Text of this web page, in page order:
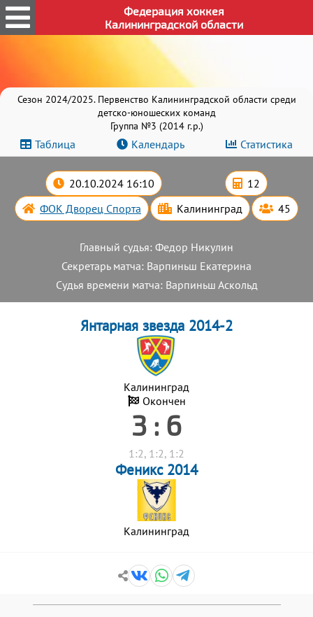
Федерация хоккея
Калининградской области
Сезон 2024/2025. Первенство Калининградской области среди
детско-юношеских команд
Группа №3 (2014 г.р.)
Таблица Календарь Статистика
20.10.2024 16:10 12
ФОК Дворец Спорта Калининград 45
Главный судья: Федор Никулин
Секретарь матча: Варпиньш Екатерина
Судья времени матча: Варпиньш Аскольд
Янтарная звезда 2014-2
Калининград
Окончен
3 : 6
1:2, 1:2, 1:2
Феникс 2014
Калининград